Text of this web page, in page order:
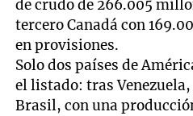
de crudo de 266.005
tercero Canadá con
en provisiones.
Solo dos países de
el listado: tras
Brasil, con una